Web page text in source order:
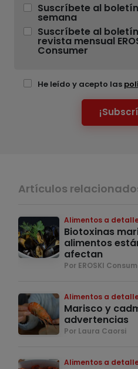
Suscríbete al
semana
Suscríbete al
revista mensual
Consumer
He leído y acepto las
Artículos
Alimentos a
Biotoxinas
alimentos
afectan
Por EROSKI
Alimentos a
Marisco y
advertencias
Por Laura Caorsi
Alimentos a